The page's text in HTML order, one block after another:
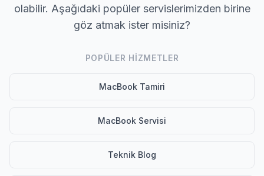
olabilir. Aşağıdaki popüler servislerimizden birine
göz atmak ister misiniz?
POPÜLER HIZMETLER
MacBook Tamiri
MacBook Servisi
Teknik Blog